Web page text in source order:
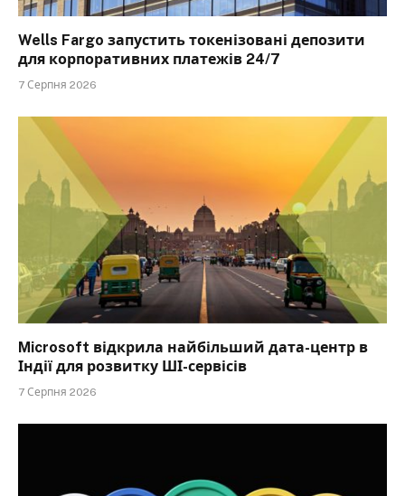
Wells Fargo запустить токенізовані депозити
для корпоративних платежів 24/7
7 Серпня 2026
Microsoft відкрила найбільший дата-центр в
Індії для розвитку ШІ-сервісів
7 Серпня 2026